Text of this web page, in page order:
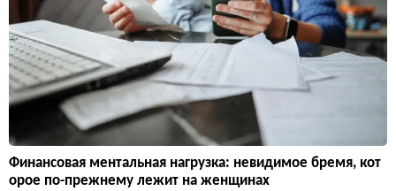
Финансовая ментальная нагрузка: невидимое бремя, кот
орое по-прежнему лежит на женщинах